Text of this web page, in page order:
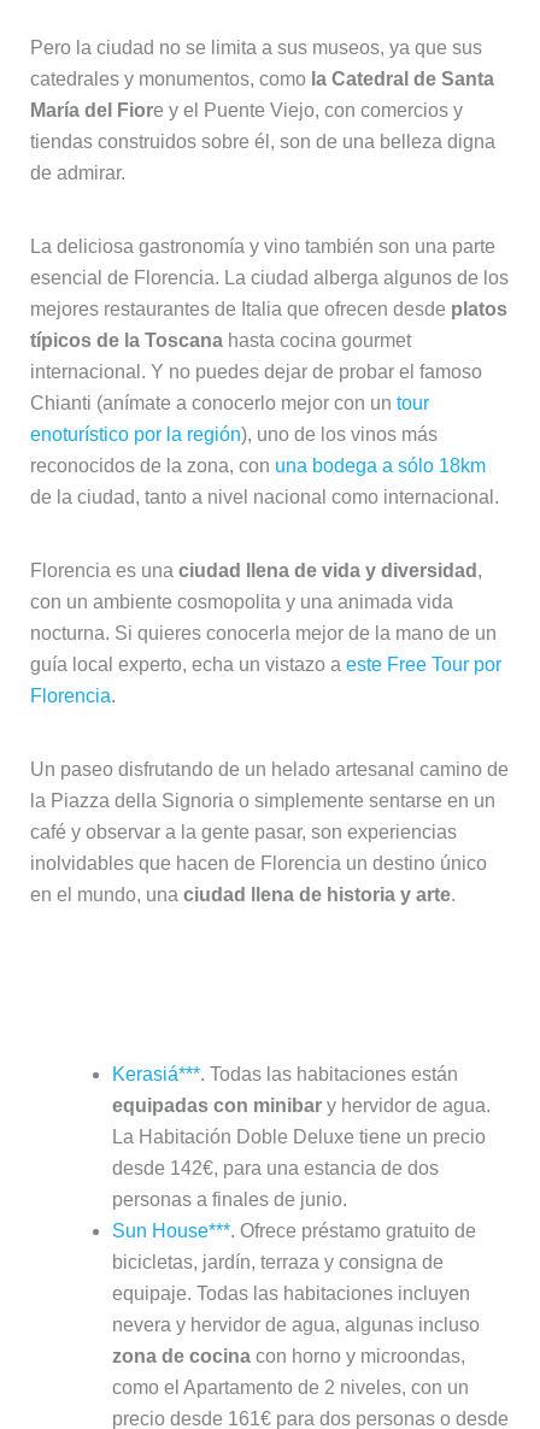
Pero la ciudad no se limita a sus museos, ya que sus
catedrales y monumentos, como la Catedral de Santa
María del Fiore y el Puente Viejo, con comercios y
tiendas construidos sobre él, son de una belleza digna
de admirar.
La deliciosa gastronomía y vino también son una parte
esencial de Florencia. La ciudad alberga algunos de los
mejores restaurantes de Italia que ofrecen desde platos
típicos de la Toscanahasta cocina gourmet
internacional. Y no puedes dejar de probar el famoso
Chianti (anímate a conocerlo mejor con un tour
enoturístico por la región), uno de los vinos más
reconocidos de la zona, con una bodega a sólo 18km
de la ciudad, tanto a nivel nacional como internacional.
Florencia es una ciudad llena de vida y diversidad ,
con un ambiente cosmopolita y una animada vida
nocturna. Si quieres conocerla mejor de la mano de un
guía local experto, echa un vistazo a este Free Tour por
Florencia.
Un paseo disfrutando de un helado artesanal camino de
la Piazza della Signoria o simplemente sentarse en un
café y observar a la gente pasar, son experiencias
inolvidables que hacen de Florencia un destino único
en el mundo, una ciudad llena de historia y arte.
Kerasiá***. Todas las habitaciones están
equipadas con minibary hervidor de agua.
La Habitación Doble Deluxe tiene un precio
desde 142€, para una estancia de dos
personas a finales de junio.
Sun House***. Ofrece préstamo gratuito de
bicicletas, jardín, terraza y consigna de
equipaje. Todas las habitaciones incluyen
nevera y hervidor de agua, algunas incluso
zona de cocinacon horno y microondas,
como el Apartamento de 2 niveles, con un
precio desde 161€ para dos personas o desde